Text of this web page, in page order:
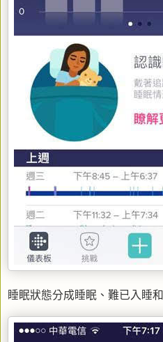
睡眠狀態分成睡眠、難已入睡